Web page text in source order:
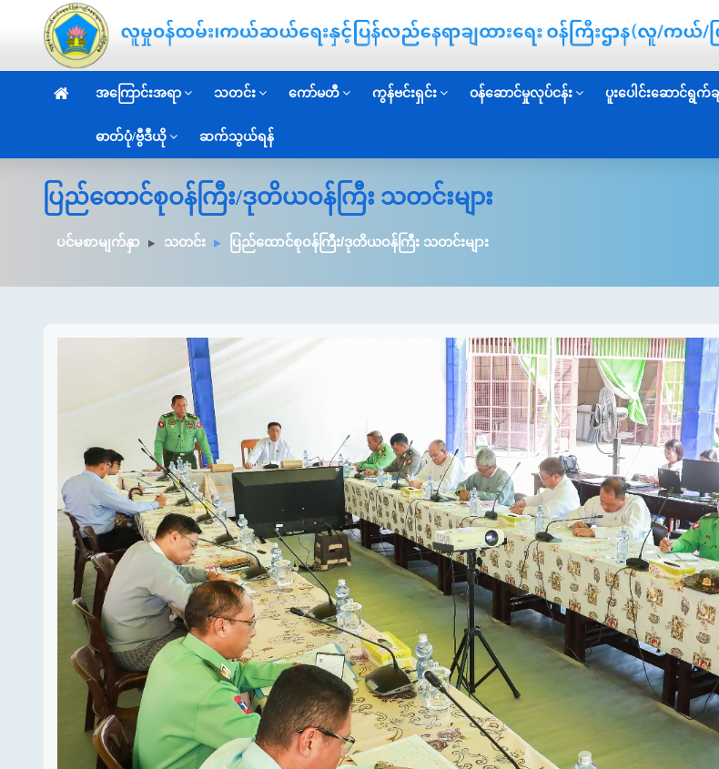
အကြောင်းအရာ သတင်း ကော်မတီ ကွန်ဗင်းရှင်း ဝန်ဆောင်မှုလုပ်ငန်း ပူးပေါင်းဆောင်ရွက်ခ
ဓာတ်ပုံ/ဗွီဒီယို ဆက်သွယ်ရန်
ပြည်ထောင်စုဝန်ကြီး/ဒုတိယဝန်ကြီး သတင်းများ
ပင်မစာမျက်နှာ သတင်း ပြည်ထောင်စုဝန်ကြီး/ဒုတိယဝန်ကြီး သတင်းများ